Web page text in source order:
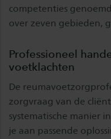
competenties
over zeven gebieden,
Professioneel
voetklachten
De
zorgvraag van de
systematische manier
je aan passende